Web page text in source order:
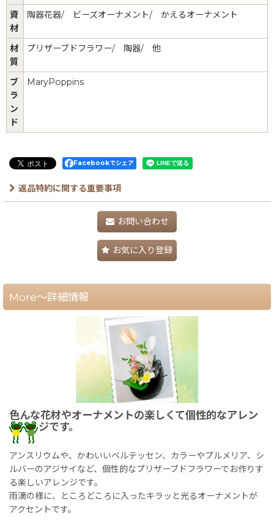
資
材
陶器花器/ ビーズオーナメント/ かえるオーナメント
材
質
プリザーブドフラワー/ 陶器/ 他
ブ
ラ
ン
ド
MaryPoppins
Facebookでシェア
返品特約に関する重要事項
お問い合わせ
お気に入り登録
More～詳細情報
色んな花材やオーナメントの楽しくて個性的なアレン
ジです。
アンスリウムや、かわいいベルテッセン、カラーやプルメリア、シ
ルバーのアジサイなど、個性的なプリザーブドフラワーでお作りす
る楽しいアレンジです。
雨滴の様に、ところどころに入ったキラッと光るオーナメントが
アクセントです。